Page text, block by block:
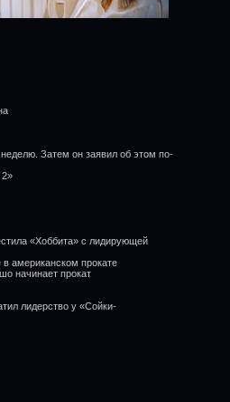
Затем он заявил об этом по-
2»
«Хоббита» с лидирующей
американском прокате
начинает прокат
лидерство у «Сойки-